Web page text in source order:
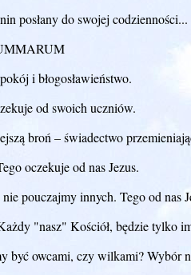
posłany do swojej codzienności...
i błogosławieństwo.
od swoich uczniów.
broń – świadectwo
oczekuje od nas Jezus.
pouczajmy innych. Tego od nas
"nasz" Kościół, będzie tylko
być owcami, czy wilkami? Wybór